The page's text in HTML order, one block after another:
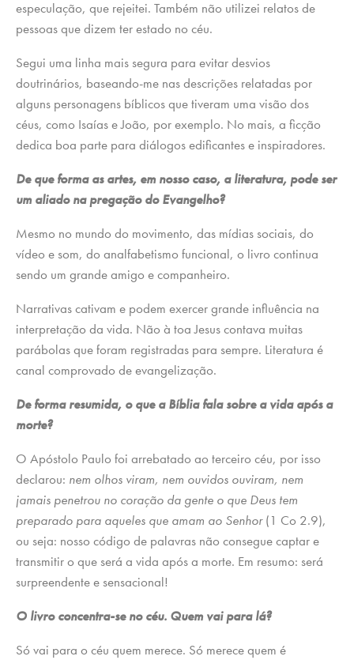
especulação, que rejeitei. Também não utilizei relatos de
pessoas que dizem ter estado no céu.
Segui uma linha mais segura para evitar desvios
doutrinários, baseando-me nas descrições relatadas por
alguns personagens bíblicos que tiveram uma visão dos
céus, como Isaías e João, por exemplo. No mais, a ficção
dedica boa parte para diálogos edificantes e inspiradores.
De que forma as artes, em nosso caso, a literatura, pode ser
um aliado na pregação do Evangelho?
Mesmo no mundo do movimento, das mídias sociais, do
vídeo e som, do analfabetismo funcional, o livro continua
sendo um grande amigo e companheiro.
Narrativas cativam e podem exercer grande influência na
interpretação da vida. Não à toa Jesus contava muitas
parábolas que foram registradas para sempre. Literatura é
canal comprovado de evangelização.
De forma resumida, o que a Bíblia fala sobre a vida após a
morte?
O Apóstolo Paulo foi arrebatado ao terceiro céu, por isso
declarou: nem olhos viram, nem ouvidos ouviram, nem
jamais penetrou no coração da gente o que Deus tem
preparado para aqueles que amam ao Senhor(1 Co 2.9),
ou seja: nosso código de palavras não consegue captar e
transmitir o que será a vida após a morte. Em resumo: será
surpreendente e sensacional!
O livro concentra-se no céu. Quem vai para lá?
Só vai para o céu quem merece. Só merece quem é